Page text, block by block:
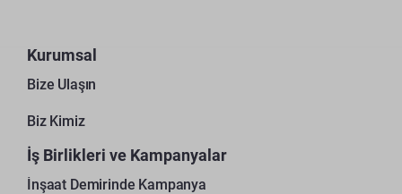
Kurumsal
Bize Ulaşın
Biz Kimiz
İş Birlikleri ve Kampanyalar
İnşaat Demirinde Kampanya